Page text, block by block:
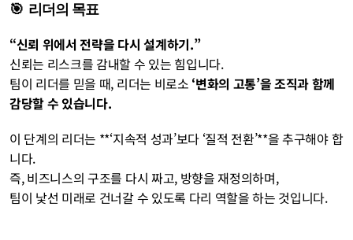
🎯  리더의 목표
“신뢰 위에서 전략을 다시 설계하기.”
신뢰는 리스크를 감내할 수 있는 힘입니다.
팀이 리더를 믿을 때, 리더는 비로소 ‘변화의 고통’을 조직과 함께
감당할 수 있습니다.
이 단계의 리더는 **‘지속적 성과’보다 ‘질적 전환’**을 추구해야 합
니다.
즉, 비즈니스의 구조를 다시 짜고, 방향을 재정의하며,
팀이 낯선 미래로 건너갈 수 있도록 다리 역할을 하는 것입니다.